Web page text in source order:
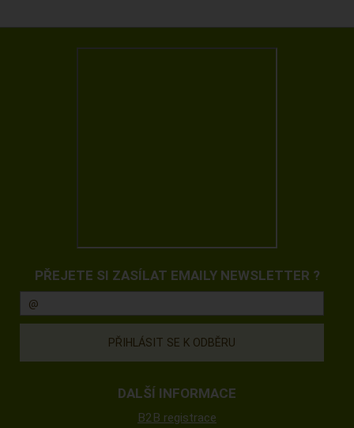
PŘEJETE SI ZASÍLAT EMAILY NEWSLETTER ?
DALŠÍ INFORMACE
B2B registrace